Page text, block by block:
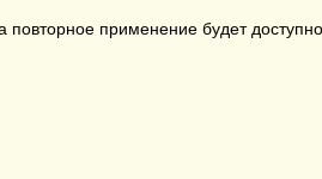
применение будет